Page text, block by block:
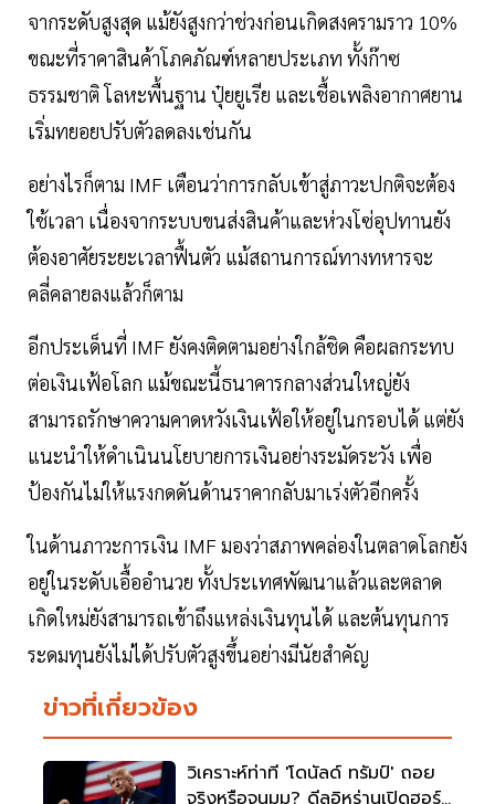
จากระดับสูงสุด แม้ยังสูงกว่าช่วงก่อนเกิดสงครามราว 10%
ขณะที่ราคาสินค้าโภคภัณฑ์หลายประเภท ทั้งก๊าซ
ธรรมชาติ โลหะพื้นฐาน ปุ๋ยยูเรีย และเชื้อเพลิงอากาศยาน
เริ่มทยอยปรับตัวลดลงเช่นกัน
อย่างไรก็ตาม IMF เตือนว่าการกลับเข้าสู่ภาวะปกติจะต้อง
ใช้เวลา เนื่องจากระบบขนส่งสินค้าและห่วงโซ่อุปทานยัง
ต้องอาศัยระยะเวลาฟื้นตัว แม้สถานการณ์ทางทหารจะ
คลี่คลายลงแล้วก็ตาม
อีกประเด็นที่ IMF ยังคงติดตามอย่างใกล้ชิด คือผลกระทบ
ต่อเงินเฟ้อโลก แม้ขณะนี้ธนาคารกลางส่วนใหญ่ยัง
สามารถรักษาความคาดหวังเงินเฟ้อให้อยู่ในกรอบได้ แต่ยัง
แนะนำให้ดำเนินนโยบายการเงินอย่างระมัดระวัง เพื่อ
ป้องกันไม่ให้แรงกดดันด้านราคากลับมาเร่งตัวอีกครั้ง
ในด้านภาวะการเงิน IMF มองว่าสภาพคล่องในตลาดโลกยัง
อยู่ในระดับเอื้ออำนวย ทั้งประเทศพัฒนาแล้วและตลาด
เกิดใหม่ยังสามารถเข้าถึงแหล่งเงินทุนได้ และต้นทุนการ
ระดมทุนยังไม่ได้ปรับตัวสูงขึ้นอย่างมีนัยสำคัญ
ข่าวที่เกี่ยวข้อง
วิเคราะห์ท่าที 'โดนัลด์ ทรัมป์' ถอย
จริงหรือจนมุม? ดีลอิหร่านเปิดฮอร์